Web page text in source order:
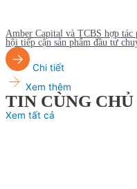
Amber Capital và TCBS hợp
hội tiếp cận sản phẩm đầu tư
Chi tiết
Xem thêm
TIN CÙNG
Xem tất cả